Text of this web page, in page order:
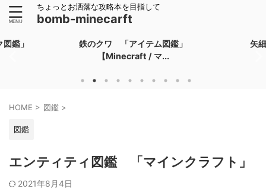
ちょっとお洒落な攻略本を目指して
bomb-minecarft
鑑」
鉄のクワ 「アイテム図鑑」
【Minecraft / マ...
矢
HOME > 図鑑 >
図鑑
エンティティ図鑑 「マインクラフト」
2021年8月4日